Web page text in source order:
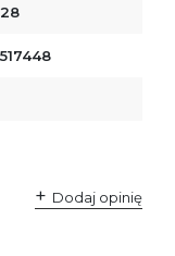
Dodaj opinię